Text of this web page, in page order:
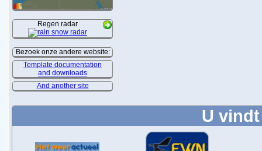
Regen radar
Bezoek onze andere website:
Template documentation
and downloads
And another site
U